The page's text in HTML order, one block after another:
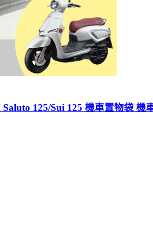
125/Sui 125 機車置物袋 機